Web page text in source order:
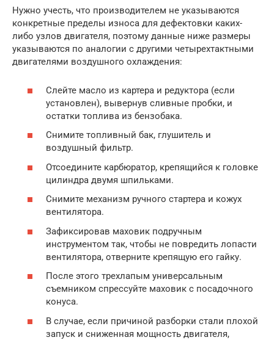
Нужно учесть, что производителем не указываются
конкретные пределы износа для дефектовки каких-
либо узлов двигателя, поэтому данные ниже размеры
указываются по аналогии с другими четырехтактными
двигателями воздушного охлаждения:
Слейте масло из картера и редуктора (если
установлен), вывернув сливные пробки, и
остатки топлива из бензобака.
Снимите топливный бак, глушитель и
воздушный фильтр.
Отсоедините карбюратор, крепящийся к головке
цилиндра двумя шпильками.
Снимите механизм ручного стартера и кожух
вентилятора.
Зафиксировав маховик подручным
инструментом так, чтобы не повредить лопасти
вентилятора, отверните крепящую его гайку.
После этого трехлапым универсальным
съемником спрессуйте маховик с посадочного
конуса.
В случае, если причиной разборки стали плохой
запуск и сниженная мощность двигателя,